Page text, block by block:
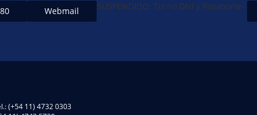
Webmail SUSPENDIDO: Turno DNI y Pasaporte-
(+54 11) 4732 0303